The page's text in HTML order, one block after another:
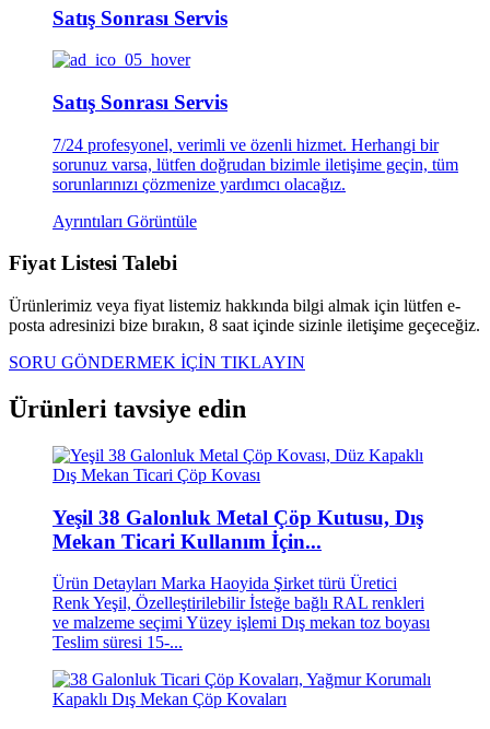
Satış Sonrası Servis
Satış Sonrası Servis
7/24 profesyonel, verimli ve özenli hizmet. Herhangi bir
sorunuz varsa, lütfen doğrudan bizimle iletişime geçin, tüm
sorunlarınızı çözmenize yardımcı olacağız.
Ayrıntıları Görüntüle
Fiyat Listesi Talebi
Ürünlerimiz veya fiyat listemiz hakkında bilgi almak için lütfen e-
posta adresinizi bize bırakın, 8 saat içinde sizinle iletişime geçeceğiz.
SORU GÖNDERMEK İÇİN TIKLAYIN
Ürünleri tavsiye edin
Yeşil 38 Galonluk Metal Çöp Kutusu, Dış
Mekan Ticari Kullanım İçin...
Ürün Detayları Marka Haoyida Şirket türü Üretici
Renk Yeşil, Özelleştirilebilir İsteğe bağlı RAL renkleri
ve malzeme seçimi Yüzey işlemi Dış mekan toz boyası
Teslim süresi 15-...